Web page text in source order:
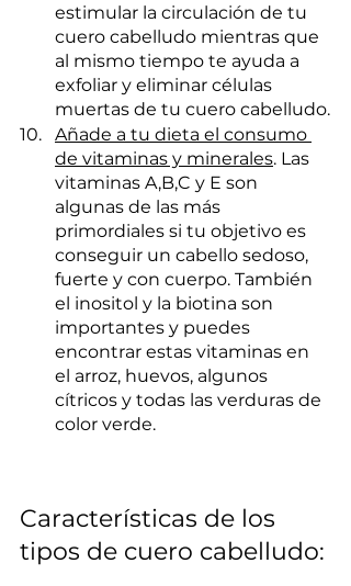
estimular la circulación de tu
cuero cabelludo mientras que
al mismo tiempo te ayuda a
exfoliar y eliminar células
muertas de tu cuero cabelludo.
Añade a tu dieta el consumo
de vitaminas y minerales. Las
vitaminas A,B,C y E son
algunas de las más
primordiales si tu objetivo es
conseguir un cabello sedoso,
fuerte y con cuerpo. También
el inositol y la biotina son
importantes y puedes
encontrar estas vitaminas en
el arroz, huevos, algunos
cítricos y todas las verduras de
color verde.
Características de los
tipos de cuero cabelludo: